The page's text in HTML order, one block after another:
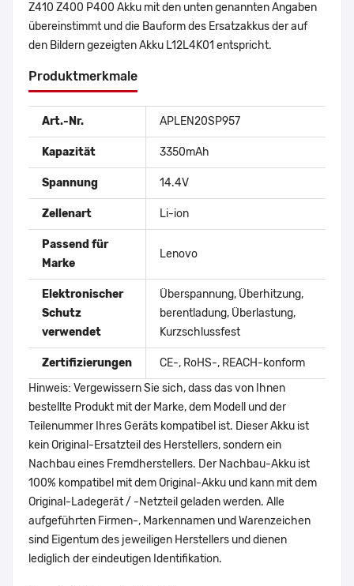
Z410 Z400 P400 Akku mit den unten genannten Angaben
übereinstimmt und die Bauform des Ersatzakkus der auf
den Bildern gezeigten Akku L12L4K01 entspricht.
Produktmerkmale
Art.-Nr. APLEN20SP957
Kapazität 3350mAh
Spannung 14.4V
Zellenart Li-ion
Passend für
Marke
Lenovo
Elektronischer
Schutz
verwendet
Überspannung, Überhitzung,
berentladung, Überlastung,
Kurzschlussfest
Zertifizierungen
CE-, RoHS-, REACH-konform
Hinweis: Vergewissern Sie sich, dass das von Ihnen
bestellte Produkt mit der Marke, dem Modell und der
Teilenummer Ihres Geräts kompatibel ist. Dieser Akku ist
kein Original-Ersatzteil des Herstellers, sondern ein
Nachbau eines Fremdherstellers. Der Nachbau-Akku ist
100% kompatibel mit dem Original-Akku und kann mit dem
Original-Ladegerät / -Netzteil geladen werden. Alle
aufgeführten Firmen-, Markennamen und Warenzeichen
sind Eigentum des jeweiligen Herstellers und dienen
lediglich der eindeutigen Identifikation.